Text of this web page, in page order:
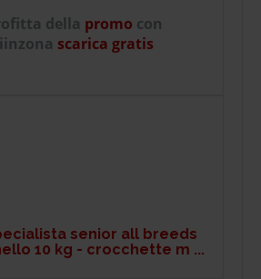
della promo con
scarica gratis
senior all breeds
10 kg - crocchette m ...